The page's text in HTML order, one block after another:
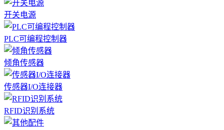
开关电源
PLC可编程控制器
倾角传感器
传感器I/O连接器
RFID识别系统